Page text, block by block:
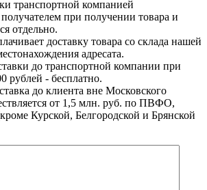
транспортной компанией
при получении товара и
отдельно.
доставку товара со склада нашей
адресата.
до транспортной компании при
рублей - бесплатно.
до клиента вне Московского
от 1,5 млн. руб. по ПВФО,
Курской, Белгородской и Брянской